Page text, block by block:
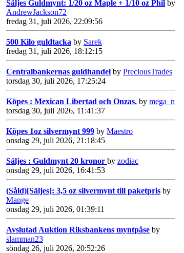
Säljes Guldmynt: 1/20 oz Maple + 1/10 oz Phil by
AndrewJackson72
fredag 31, juli 2026, 22:09:56
500 Kilo guldtacka by Sarek
fredag 31, juli 2026, 18:12:15
Centralbankernas guldhandel by PreciousTrades
torsdag 30, juli 2026, 17:25:24
Köpes : Mexican Libertad och Onzas. by mega_n
torsdag 30, juli 2026, 11:41:37
Köpes 1oz silvermynt 999 by Maestro
onsdag 29, juli 2026, 21:18:45
Säljes : Guldmynt 20 kronor by zodiac
onsdag 29, juli 2026, 16:41:53
(Såld)[Säljes]: 3,5 oz silvermynt till paketpris by
Mange
onsdag 29, juli 2026, 01:39:11
Avslutad Auktion Riksbankens myntpåse by
slamman23
söndag 26, juli 2026, 20:52:26